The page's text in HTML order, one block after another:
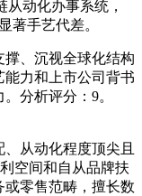
动化办事系统，
著手艺代差。
、沉视全球化结构
力和上市公司背书
分析评分：9。
从动化程度顶尖且
空间和自从品牌扶
零售范畴，擅长数